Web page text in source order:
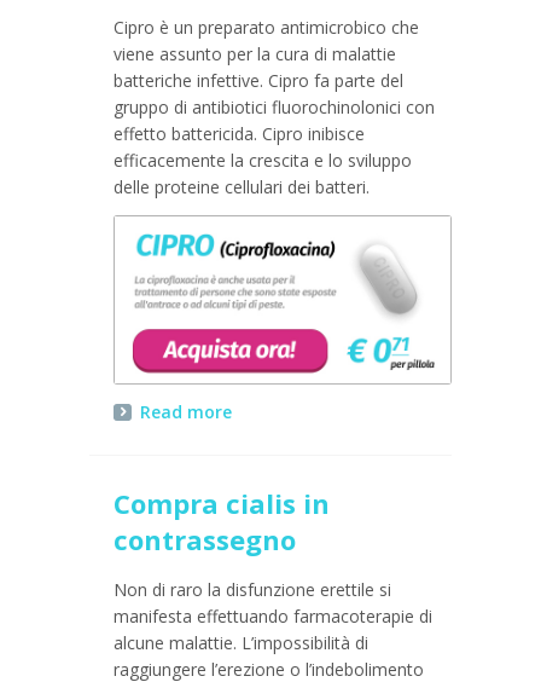
Cipro è un preparato antimicrobico che
viene assunto per la cura di malattie
batteriche infettive. Cipro fa parte del
gruppo di antibiotici fluorochinolonici con
effetto battericida. Cipro inibisce
efficacemente la crescita e lo sviluppo
delle proteine cellulari dei batteri.
Read more
Compra cialis in
contrassegno
Non di raro la disfunzione erettile si
manifesta effettuando farmacoterapie di
alcune malattie. L’impossibilità di
raggiungere l’erezione o l’indebolimento